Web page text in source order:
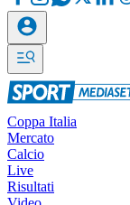
Coppa Italia
Mercato
Calcio
Live
Risultati